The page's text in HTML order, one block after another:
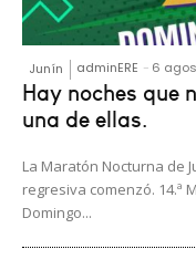
Junín adminERE - 6
Hay noches que
una de ellas.
La Maratón Nocturna de
regresiva comenzó. 14.ª
Domingo...